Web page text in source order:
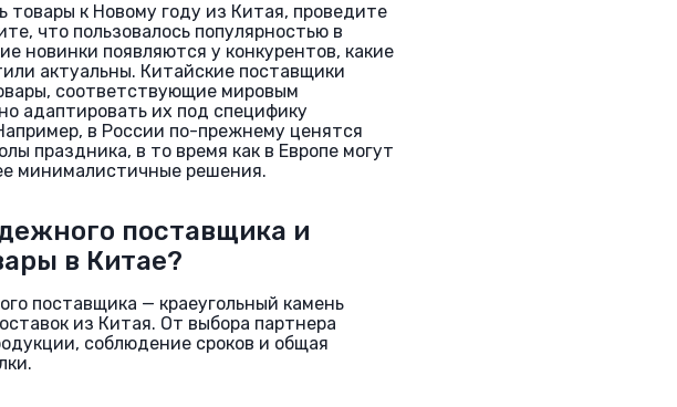
товары к Новому году из Китая, проведите
что пользовалось популярностью в
новинки появляются у конкурентов, какие
актуальны. Китайские поставщики
соответствующие мировым
адаптировать их под специфику
в России по-прежнему ценятся
праздника, в то время как в Европе могут
минималистичные решения.
поставщика и
в Китае?
поставщика — краеугольный камень
из Китая. От выбора партнера
соблюдение сроков и общая